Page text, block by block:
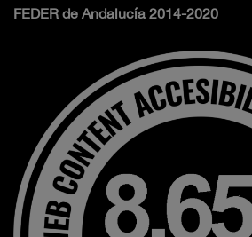
FEDER de Andalucía 2014-2020